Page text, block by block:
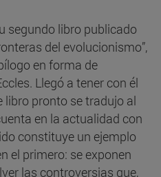
segundo libro publicado
del evolucionismo”,
en forma de
Llegó a tener con él
libro pronto se tradujo al
en la actualidad con
constituye un ejemplo
el primero: se exponen
las controversias que,